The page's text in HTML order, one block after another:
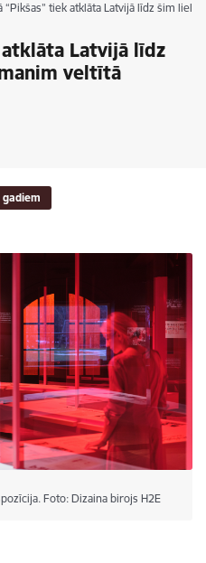
“Pikšas” tiek atklāta Latvijā līdz šim
atklāta Latvijā līdz
veltītā
Foto: Dizaina birojs H2E